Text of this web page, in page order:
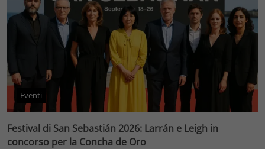
Eventi
Festival di San Sebastián 2026: Larrán e Leigh in
concorso per la Concha de Oro